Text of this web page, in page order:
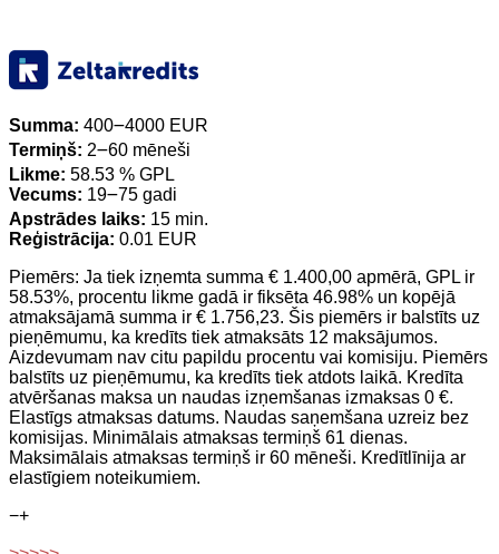
Summa: 400౼4000 EUR
Termiņš: 2౼60 mēneši
Likme: 58.53 % GPL
Vecums: 19౼75 gadi
Apstrādes laiks: 15 min.
Reģistrācija: 0.01 EUR
Piemērs: Ja tiek izņemta summa € 1.400,00 apmērā, GPL ir
58.53%, procentu likme gadā ir fiksēta 46.98% un kopējā
atmaksājamā summa ir € 1.756,23. Šis piemērs ir balstīts uz
pieņēmumu, ka kredīts tiek atmaksāts 12 maksājumos.
Aizdevumam nav citu papildu procentu vai komisiju. Piemērs
balstīts uz pieņēmumu, ka kredīts tiek atdots laikā. Kredīta
atvēršanas maksa un naudas izņemšanas izmaksas 0 €.
Elastīgs atmaksas datums. Naudas saņemšana uzreiz bez
komisijas. Minimālais atmaksas termiņš 61 dienas.
Maksimālais atmaksas termiņš ir 60 mēneši. Kredītlīnija ar
elastīgiem noteikumiem.
−+